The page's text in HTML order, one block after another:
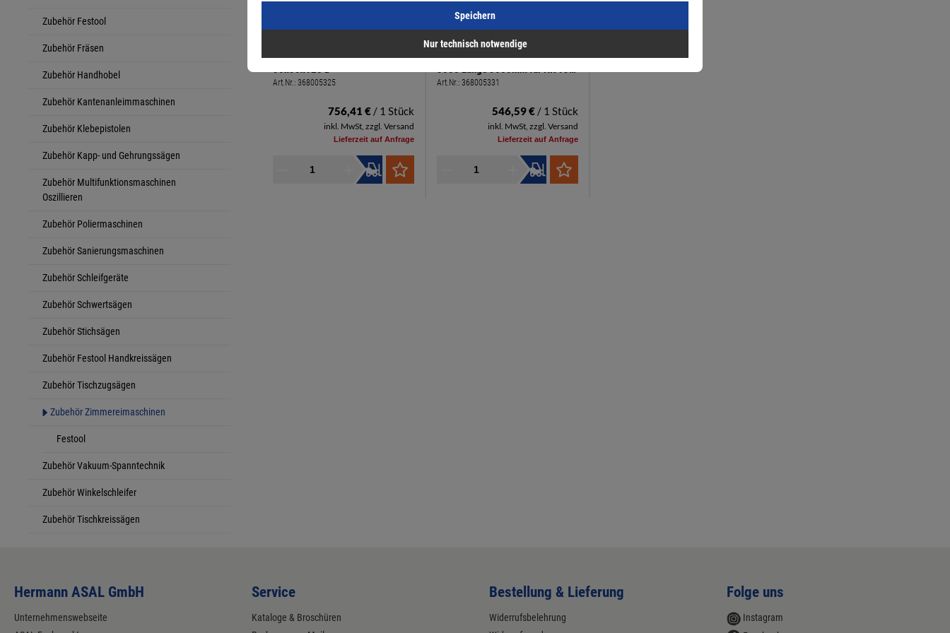
Zubehör Festool
Zubehör Fräsen
Zubehör Handhobel
Zubehör Kantenanleimmaschinen
Zubehör Klebepistolen
Zubehör Kapp- und Gehrungssägen
Zubehör Multifunktionsmaschinen
Oszillieren
Zubehör Poliermaschinen
Zubehör Sanierungsmaschinen
Zubehör Schleifgeräte
Zubehör Schwertsägen
Zubehör Stichsägen
Zubehör Festool Handkreissägen
Zubehör Tischzugsägen
Zubehör Zimmereimaschinen
Festool
Zubehör Vakuum-Spanntechnik
Zubehör Winkelschleifer
Zubehör Tischkreissägen
30x30x125 B
Art.Nr.: 368005325
756,41 € / 1 Stück
inkl. MwSt, zzgl. Versand
Lieferzeit auf Anfrage
Festool Führungsschiene GC
3000 Länge 3000mm für HK 132,
CSP 85/60, 132, 165, CCP 380,
Art.Nr.: 368005331
546,59 € / 1 Stück
inkl. MwSt, zzgl. Versand
Lieferzeit auf Anfrage
Hermann ASAL GmbH
Unternehmenswebseite
Service
Kataloge & Broschüren
Bestellung & Lieferung
Widerrufsbelehrung
Folge uns
Instagram
Speichern
Nur technisch notwendige